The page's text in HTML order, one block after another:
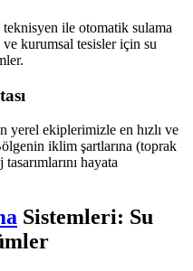
ile otomatik sulama
kurumsal tesisler için su
yerel ekiplerimizle en hızlı ve
iklim şartlarına (toprak
hayata
Sistemleri: Su